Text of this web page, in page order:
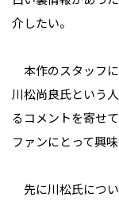
介したい。
本作のスタッフ
川松尚良氏という
るコメントを寄せ
ファンにとって興
先に川松氏につ